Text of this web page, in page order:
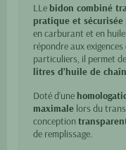
LLe bidon combiné
pratique et sécurisée
en carburant et en
répondre aux
particuliers, il permet
litres d’huile de
Doté d’une
maximale lors du
conception
de remplissage.